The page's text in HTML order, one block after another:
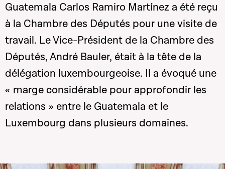
Guatemala Carlos Ramiro Martínez a été reçu
à la Chambre des Députés pour une visite de
travail. Le Vice-Président de la Chambre des
Députés, André Bauler, était à la tête de la
délégation luxembourgeoise. Il a évoqué une
« marge considérable pour approfondir les
relations » entre le Guatemala et le
Luxembourg dans plusieurs domaines.